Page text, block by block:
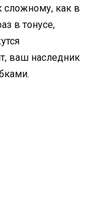
сложному, как в
в тонусе,
ваш наследник